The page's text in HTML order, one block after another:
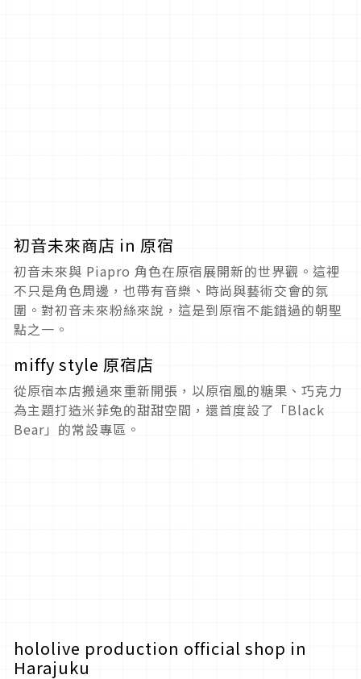
初音未來商店 in 原宿
初音未來與 Piapro 角色在原宿展開新的世界觀。這裡
不只是角色周邊，也帶有音樂、時尚與藝術交會的氛
圍。對初音未來粉絲來說，這是到原宿不能錯過的朝聖
點之一。
miffy style 原宿店
從原宿本店搬過來重新開張，以原宿風的糖果、巧克力
為主題打造米菲兔的甜甜空間，還首度設了「Black
Bear」的常設專區。
hololive production official shop in
Harajuku